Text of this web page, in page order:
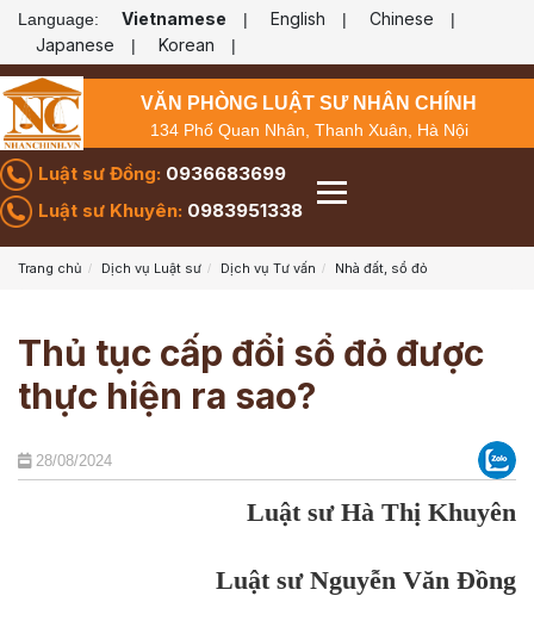
Language: Vietnamese | English | Chinese |
Japanese | Korean |
VĂN PHÒNG LUẬT SƯ NHÂN CHÍNH
134 Phố Quan Nhân, Thanh Xuân, Hà Nội
Luật sư Đồng: 0936683699
Luật sư Khuyên: 0983951338
Trang chủ Dịch vụ Luật sư Dịch vụ Tư vấn Nhà đất, sổ đỏ
Thủ tục cấp đổi sổ đỏ được
thực hiện ra sao?
28/08/2024
Luật sư Hà Thị Khuyên
Luật sư Nguyễn Văn Đồng